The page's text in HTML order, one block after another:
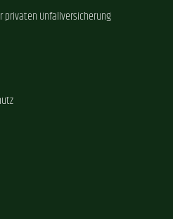
privaten Unfallversicherung